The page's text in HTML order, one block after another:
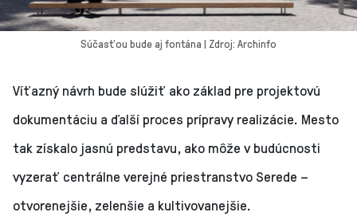
Súčasťou bude aj fontána | Zdroj: Archinfo
Víťazný návrh bude slúžiť ako základ pre projektovú
dokumentáciu a ďalší proces prípravy realizácie. Mesto
tak získalo jasnú predstavu, ako môže v budúcnosti
vyzerať centrálne verejné priestranstvo Serede –
otvorenejšie, zelenšie a kultivovanejšie.